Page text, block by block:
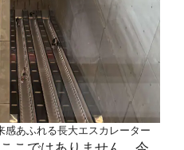
あふれる長大エスカレーター